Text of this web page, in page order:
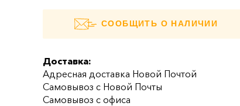
СООБЩИТЬ О НАЛИЧИИ
Доставка:
Адресная доставка Новой Почтой
Самовывоз с Новой Почты
Самовывоз с офиса